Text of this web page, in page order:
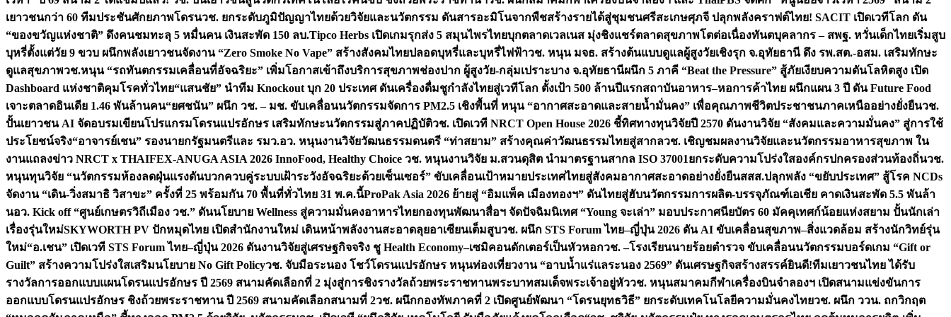
เยาวชนกว่า 60 ทีมประชันศักยภาพโดรนวช. ยกระดับภูมิปัญญาไทยด้วยวิจัยและนวัตกรรม ดันสารอะมิโนจากพืชสร้างรายได้สู่ชุมชนศรีสะเกษศุภจี ปลุกพลังคราฟต์ไทย! SACIT เปิดเวทีโลก ดัน
“ของขวัญแห่งชาติ” ดึงคนชมทะลุ 5 หมื่นคน เงินสะพัด 150 ลบ.Tipco Herbs เปิดเกมรุกส่ง 5 สมุนไพรไทยบุกตลาดเวลเนส มุ่งชิงแชร์ตลาดสุขภาพโตต่อเนื่องทันตบุคลากร – สพฐ. หวั่นเด็กไทยเริ่มสูบ
บุหรี่ตั้งแต่วัย 9 ขวบ ผนึกพลังเยาวชนจัดงาน “Zero Smoke No Vape” สร้างสังคมไทยปลอดบุหรี่และบุหรี่ไฟฟ้าวช. หนุน มจธ. สร้างต้นแบบดูแลผู้สูงวัยเชิงรุก จ.อุทัยธานี ดึง รพ.สต.-อสม. เสริมทักษะ
ดูแลสุขภาพวช.หนุน “รถทันตกรรมเคลื่อนที่อัจฉริยะ” เพิ่มโอกาสเข้าถึงบริการสุขภาพช่องปาก ผู้สูงวัย-กลุ่มเปราะบาง จ.อุทัยธานีผนึก 5 ภาคี “Beat the Pressure” สู้ภัยเงียบความดันโลหิตสูง เปิด
Dashboard แห่งชาติคุมโรคทั่วไทย“แสนชัย” นำทีม Knockout บุก 20 ประเทศ ดันเครื่องดื่มชูกำลังไทยสู่เวทีโลก ตั้งเป้า 500 ล้านปีแรกสถาบันอาหาร–หอการค้าไทย ผนึกแผน 3 ปี ดัน Future Food
เจาะตลาดอินเดีย 1.46 พันล้านคน“ยศชนัน” ผนึก วช. – มช. ขับเคลื่อนนวัตกรรมจัดการ PM2.5 เชิงพื้นที่ หนุน “อากาศสะอาดและสายน้ำมั่นคง” เพื่อคุณภาพชีวิตประชาชนภาคเหนืออย่างยั่งยืนวช.
ปั้นเยาวชน AI จัดอบรมเขียนโปรแกรมโดรนแปรอักษร เสริมทักษะนวัตกรรมสู่ภาคปฏิบัติวช. เปิดเวที NRCT Open House 2026 ชี้ทิศทางทุนวิจัยปี 2570 ดันงานวิจัย “สังคมและความมั่นคง” สู่การใช้
ประโยชน์จริง“อาจารย์เชน” รองนายกรัฐมนตรีและ รมว.อว. หนุนงานวิจัยวัฒนธรรมดนตรี “ท่าสยาม” สร้างคุณค่าวัฒนธรรมไทยสู่สากลวช. เชิญชมผลงานวิจัยและนวัตกรรมอาหารสุขภาพ ใน
งานแถลงข่าว NRCT x THAIFEX-ANUGA ASIA 2026 InnoFood, Healthy Choice วช. หนุนงานวิจัย ม.สวนดุสิต นำมาตรฐานสากล ISO 37001ยกระดับความโปร่งใสองค์กรปกครองส่วนท้องถิ่นวช.
หนุนทุนวิจัย “นวัตกรรมห้องลดฝุ่นแรงดันบวกควบคู่ระบบเฝ้าระวังอัจฉริยะด้วยเซ็นเซอร์” ขับเคลื่อนเป้าหมายประเทศไทยสู่สังคมอากาศสะอาดอย่างยั่งยืนสสส.ปลุกพลัง “ขยับประเทศ” สู้โรค NCDs
จัดงาน “เดิน-วิ่งสมาธิ วิสาขะ” ครั้งที่ 25 พร้อมกัน 70 พื้นที่ทั่วไทย 31 พ.ค.นี้ProPak Asia 2026 ย้ายสู่ “อิมแพ็ค เมืองทองฯ” ดันไทยสู่ฮับนวัตกรรมการผลิต-บรรจุภัณฑ์เอเชีย คาดเงินสะพัด 5.5 พันล้า
นอว. Kick off “ศูนย์เกษตรวิถีเมือง วช.” ดันนโยบาย Wellness สู่ความมั่นคงอาหารไทยกองทุนพัฒนาสื่อฯ จัดปัจฉิมนิเทศ “Young จะเล่า” มอบประกาศนียบัตร 60 มัคคุเทศก์น้อยแห่งสยาม ปั้นนักเล่า
เรื่องรุ่นใหม่SKYWORTH PV ปักหมุดไทย เปิดสำนักงานใหม่ เดินหน้าพลังงานสะอาดลุยอาเซียนเต็มสูบวช. ผนึก STS Forum ไทย–ญี่ปุ่น 2026 ดัน AI ขับเคลื่อนสุขภาพ–สิ่งแวดล้อม สร้างนักวิทย์รุ่น
ใหม่“อ.เชน” เปิดเวที STS Forum ไทย–ญี่ปุ่น 2026 ดันงานวิจัยสู่เศรษฐกิจจริง ชู Health Economy–เซมิคอนดักเตอร์เป็นหัวหอกวช. –โรงเรียนนายร้อยตำรวจ ขับเคลื่อนนวัตกรรมบอร์ดเกม “Gift or
Guilt” สร้างความโปร่งใสเสริมนโยบาย No Gift Policyวช. จับมือระนอง โชว์โดรนแปรอักษร หนุนท่องเที่ยวงาน “อาบน้ำแร่แลระนอง 2569” ดันเศรษฐกิจสร้างสรรค์ยินดี!ทีมเยาวชนไทย ได้รับ
รางวัลการออกแบบแผนโดรนแปรอักษร ปี 2569 สนามคัดเลือกที่ 2 มุ่งสู่การชิงรางวัลถ้วยพระราชทานพระบาทสมเด็จพระเจ้าอยู่หัววช. หนุนสมาคมกีฬาเครื่องบินจำลองฯ เปิดสนามแข่งขันการ
ออกแบบโดรนแปรอักษร ชิงถ้วยพระราชทาน ปี 2569 สนามคัดเลือกสนามที่ 2วช. ผนึกกองทัพภาคที่ 2 เปิดศูนย์พัฒนา “โดรนยุทธวิธี” ยกระดับเทคโนโลยีความมั่นคงไทยวช. ผนึก ววน. ถกวิกฤต